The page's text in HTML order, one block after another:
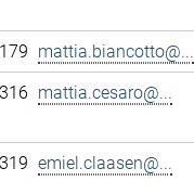
mattia.biancotto@...
mattia.cesaro@...
emiel.claasen@...